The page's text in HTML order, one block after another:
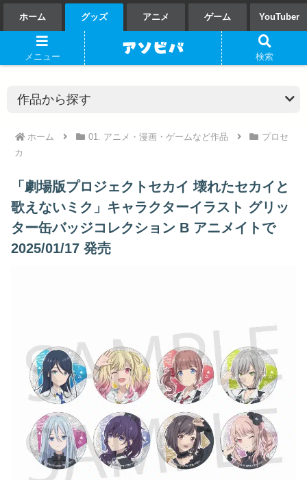
ホーム グッズ アニメ ゲーム YouTuber
ホーム 01. アニメ・漫画・ゲームなど作品
プロセ
カ
「劇場版プロジェクトセカイ 壊れたセカイと
歌えないミク」キャラクターイラスト グリッ
ター缶バッジコレクション B アニメイトで
2025/01/17 発売
メニュー 検索